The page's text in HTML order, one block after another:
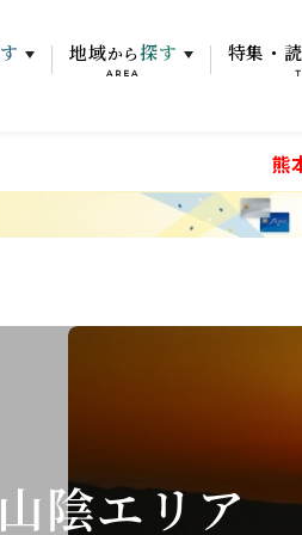
探す 地域から 探す
AREA
特集・
熊
山陰エリア